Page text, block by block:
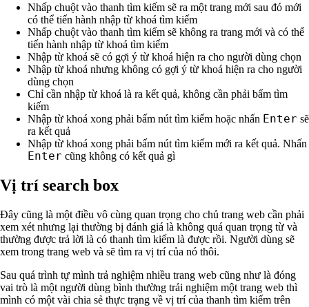
Nhấp chuột vào thanh tìm kiếm sẽ ra một trang mới sau đó mới
có thể tiến hành nhập từ khoá tìm kiếm
Nhấp chuột vào thanh tìm kiếm sẽ không ra trang mới và có thể
tiến hành nhập từ khoá tìm kiếm
Nhập từ khoá sẽ có gợi ý từ khoá hiện ra cho người dùng chọn
Nhập từ khoá nhưng không có gợi ý từ khoá hiện ra cho người
dùng chọn
Chỉ cần nhập từ khoá là ra kết quả, không cần phải bấm tìm
kiếm
Nhập từ khoá xong phải bấm nút tìm kiếm hoặc nhấn Enter sẽ
ra kết quả
Nhập từ khoá xong phải bấm nút tìm kiếm mới ra kết quả. Nhấn
Enter cũng không có kết quả gì
Vị trí search box
Đây cũng là một điều vô cùng quan trọng cho chủ trang web cần phải
xem xét nhưng lại thường bị đánh giá là không quá quan trọng từ và
thường được trả lời là có thanh tìm kiếm là được rồi. Người dùng sẽ
xem trong trang web và sẽ tìm ra vị trí của nó thôi.
Sau quá trình tự mình trả nghiệm nhiều trang web cũng như là đóng
vai trò là một người dùng bình thường trải nghiệm một trang web thì
mình có một vài chia sẻ thực trạng về vị trí của thanh tìm kiếm trên